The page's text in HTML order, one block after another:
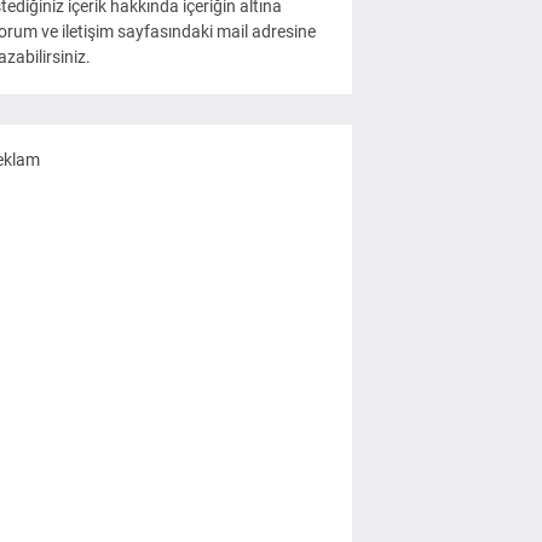
içerik hakkında içeriğin altına
ve iletişim sayfasındaki mail adresine